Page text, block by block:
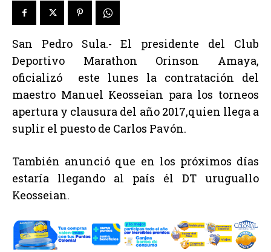
San Pedro Sula.- El presidente del Club
Deportivo Marathon Orinson Amaya,
oficializó este lunes la contratación del
maestro Manuel Keosseian para los torneos
apertura y clausura del año 2017,quien llega a
suplir el puesto de Carlos Pavón.
También anunció que en los próximos días
estaría llegando al país él DT uruguallo
Keosseian.